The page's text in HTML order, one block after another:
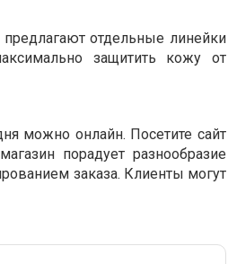
отдельные линейки
защитить кожу от
можно онлайн. Посетите сайт
порадует разнообразие
заказа. Клиенты могут